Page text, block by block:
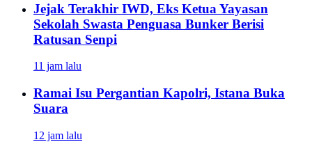
Jejak Terakhir IWD, Eks Ketua Yayasan
Sekolah Swasta Penguasa Bunker Berisi
Ratusan Senpi
11 jam lalu
Ramai Isu Pergantian Kapolri, Istana Buka
Suara
12 jam lalu